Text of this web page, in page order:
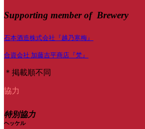
Supporting member of Brewery
石本酒造株式会社『越乃寒梅』
合資会社 加藤吉平商店『梵』
＊掲載順不同
協力
特別協力
ヘッケル